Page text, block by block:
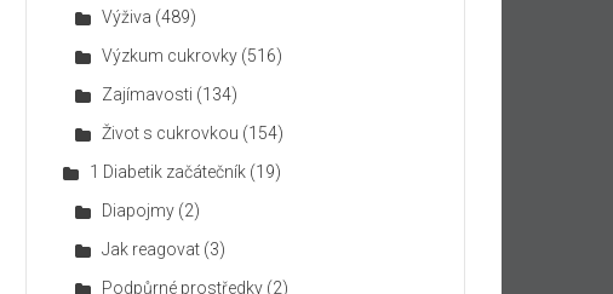
Výživa (489)
Výzkum cukrovky (516)
Zajímavosti (134)
Život s cukrovkou (154)
1 Diabetik začátečník (19)
Diapojmy (2)
Jak reagovat (3)
Podpůrné prostředky (2)